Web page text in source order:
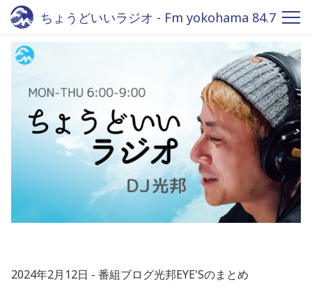
ちょうどいいラジオ - Fm yokohama 84.7
2024年2月12日 番組ブログ光邦EYE'Sのまとめ